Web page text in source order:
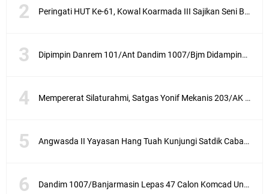
Peringati HUT Ke-61, Kowal Koarmada III Sajikan Seni Budaya Khas Papua
Dipimpin Danrem 101/Ant Dandim 1007/Bjm Didampingi Ketua Persit KCK Cabang XXX Koorcab Rem 101 PD VI/Mlw Hadiri Sertijab Dandim 1002/HSS
Mempererat Silaturahmi, Satgas Yonif Mekanis 203/AK Laksanakan Anjangsana Bersama Babinsa
Angwasda II Yayasan Hang Tuah Kunjungi Satdik Cabang Surabaya
Dandim 1007/Banjarmasin Lepas 47 Calon Komcad Untuk Mengikuti Seleksi di Rindam VI/Mulawarman